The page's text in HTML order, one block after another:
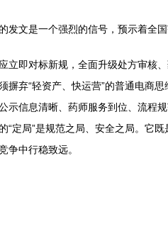
发文是一个强烈的信号，预示着全
应立即对标新规，全面升级处方审核
须摒弃“轻资产、快运营”的普通电商思
示信息清晰、药师服务到位、流程
“定局”是规范之局、安全之局。它
争中行稳致远。